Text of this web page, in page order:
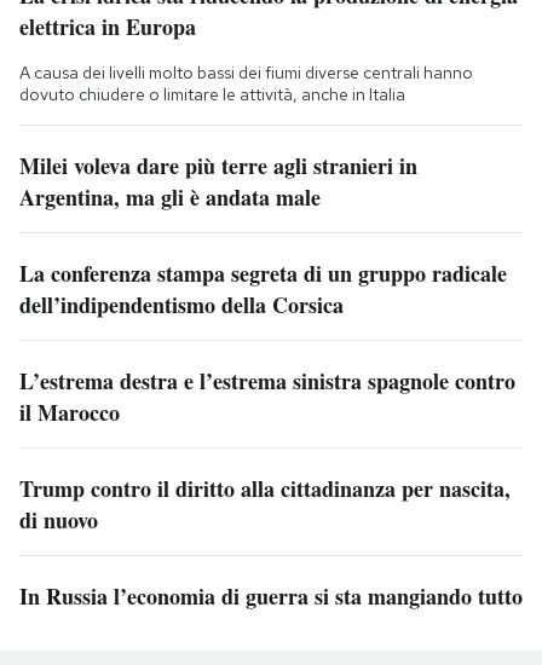
elettrica in Europa
A causa dei livelli molto bassi dei fiumi diverse centrali hanno
dovuto chiudere o limitare le attività, anche in Italia
Milei voleva dare più terre agli stranieri in
Argentina, ma gli è andata male
La conferenza stampa segreta di un gruppo radicale
dell’indipendentismo della Corsica
L’estrema destra e l’estrema sinistra spagnole contro
il Marocco
Trump contro il diritto alla cittadinanza per nascita,
di nuovo
In Russia l’economia di guerra si sta mangiando tutto